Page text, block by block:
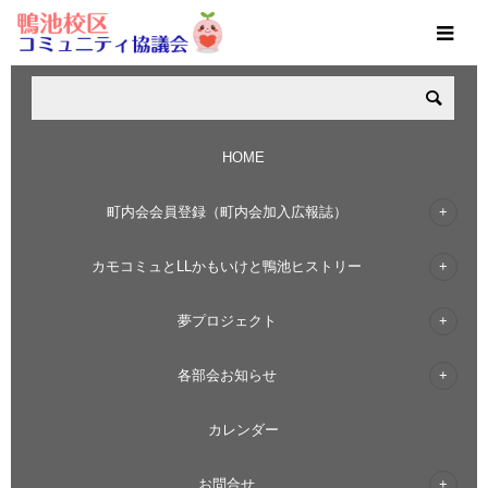
HOME
町内会会員登録（町内会加入広報誌）
カモコミュとLLかもいけと鴨池ヒストリー
夢プロジェクト
各部会お知らせ
カレンダー
お問合せ
夢プロ抽選会当たる！
令和６年度総会資料